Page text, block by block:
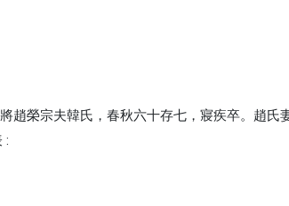
榮宗夫韓氏，春秋六十存七，寢疾卒。趙氏
: